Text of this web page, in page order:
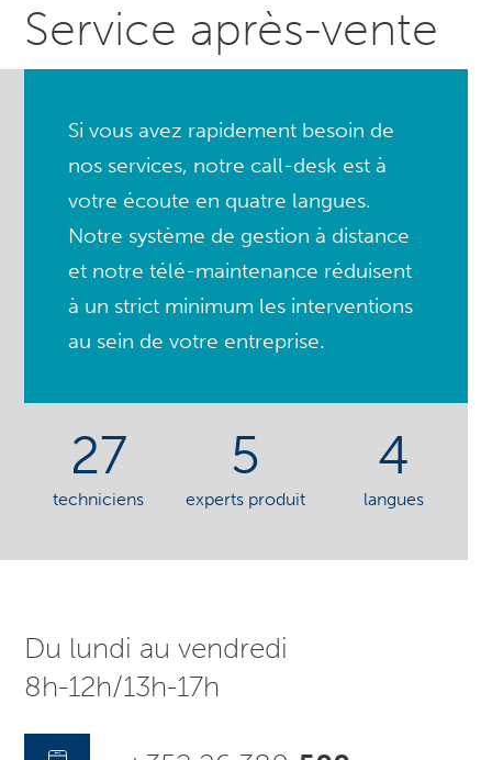
Service après-vente
Si vous avez rapidement besoin de
nos services, notre call-desk est à
votre écoute en quatre langues.
Notre système de gestion à distance
et notre télé-maintenance réduisent
à un strict minimum les interventions
au sein de votre entreprise.
27
techniciens
5
experts produit
4
langues
Du lundi au vendredi
8h-12h/13h-17h